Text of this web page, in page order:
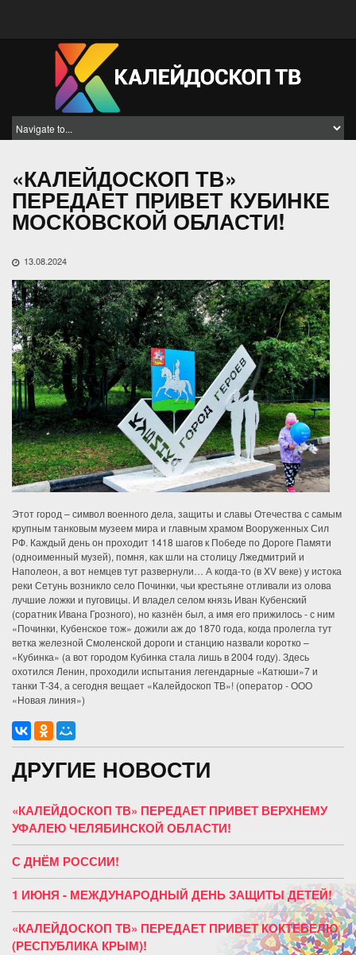
«КАЛЕЙДОСКОП ТВ»
ПЕРЕДАЕТ ПРИВЕТ КУБИНКЕ
МОСКОВСКОЙ ОБЛАСТИ!
13.08.2024
Этот город – символ военного дела, защиты и славы Отечества с самым
крупным танковым музеем мира и главным храмом Вооруженных Сил
РФ. Каждый день он проходит 1418 шагов к Победе по Дороге Памяти
(одноименный музей), помня, как шли на столицу Лжедмитрий и
Наполеон, а вот немцев тут развернули… А когда-то (в XV веке) у истока
реки Сетунь возникло село Починки, чьи крестьяне отливали из олова
лучшие ложки и пуговицы. И владел селом князь Иван Кубенский
(соратник Ивана Грозного), но казнён был, а имя его прижилось - с ним
«Починки, Кубенское тож» дожили аж до 1870 года, когда пролегла тут
ветка железной Смоленской дороги и станцию назвали коротко –
«Кубинка» (а вот городом Кубинка стала лишь в 2004 году). Здесь
охотился Ленин, проходили испытания легендарные «Катюши»7 и
танки Т-34, а сегодня вещает «Калейдоскоп ТВ»! (оператор - ООО
«Новая линия»)
ДРУГИЕ НОВОСТИ
«КАЛЕЙДОСКОП ТВ» ПЕРЕДАЕТ ПРИВЕТ ВЕРХНЕМУ
УФАЛЕЮ ЧЕЛЯБИНСКОЙ ОБЛАСТИ!
С ДНЁМ РОССИИ!
1 ИЮНЯ - МЕЖДУНАРОДНЫЙ ДЕНЬ ЗАЩИТЫ ДЕТЕЙ!
«КАЛЕЙДОСКОП ТВ» ПЕРЕДАЕТ ПРИВЕТ КОКТЕБЕЛЮ
(РЕСПУБЛИКА КРЫМ)!